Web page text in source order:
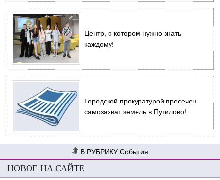
Центр, о котором нужно знать
каждому!
Городской прокуратурой пресечен
самозахват земель в Путилово!
События
НОВОЕ НА САЙТЕ